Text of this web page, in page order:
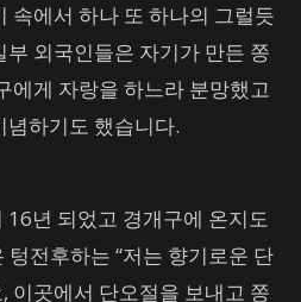
속에서 하나 또 하나의 그럴듯
외국인들은 자기가 만든 쫑
에게 자랑을 하느라 분망했고
하기도 했습니다.
년 되었고 경개구에 온지도
전후하는 “저는 향기로운 단
이곳에서 단오절을 보내고 쫑